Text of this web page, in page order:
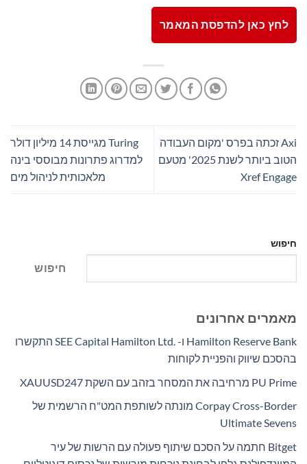
לחץ כאן להדפסת המאמר
Axi זכתה בפרס 'מקום העבודה
הטוב ביותר לשנת 2025' מטעם
Xref Engage
Turing מגייסת 14 מיליון דולר
למדרוג פתרונות מבוססי בינה
מלאכותית לניהול מים
חיפוש
חיפוש
מאמרים אחרונים
Hamilton Reserve Bank ו- SEE Capital Hamilton Ltd.‎ התקשרו
בהסכם שיווק והפניית לקוחות
PU Prime מרחיבה את המסחר בזהב עם השקת XAUUSD247
Corpay Cross-Border מונתה לשותפת המט"ח הרשמית של
Ultimate Sevens
Bitget חתמה על הסכם שיתוף פעולה עם הרשות של עיר